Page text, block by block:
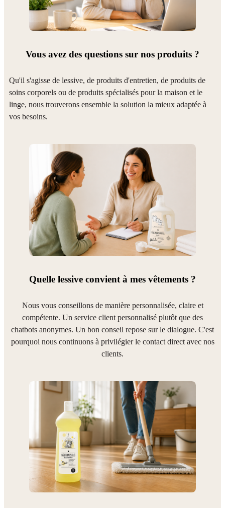
Vous avez des questions sur nos produits ?
Qu'il s'agisse de lessive, de produits d'entretien, de produits de
soins corporels ou de produits spécialisés pour la maison et le
linge, nous trouverons ensemble la solution la mieux adaptée à
vos besoins.
Quelle lessive convient à mes vêtements ?
Nous vous conseillons de manière personnalisée, claire et
compétente. Un service client personnalisé plutôt que des
chatbots anonymes. Un bon conseil repose sur le dialogue. C'est
pourquoi nous continuons à privilégier le contact direct avec nos
clients.